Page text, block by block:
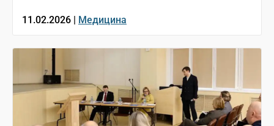
11.02.2026 | Медицина